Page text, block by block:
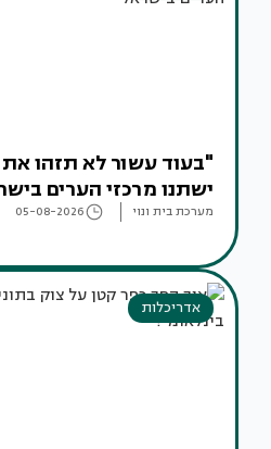
"בעוד עשור לא תזהו
ישתנו מרכזי הערים
מערכת בית ונוי 05-08-2026
אדריכלות